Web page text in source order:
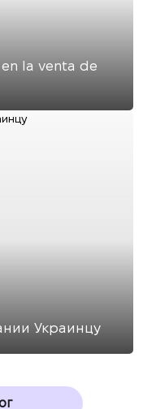
la venta de
Украинцу